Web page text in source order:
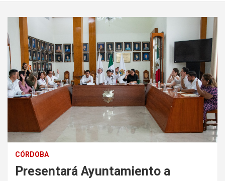
CÓRDOBA
Presentará Ayuntamiento a